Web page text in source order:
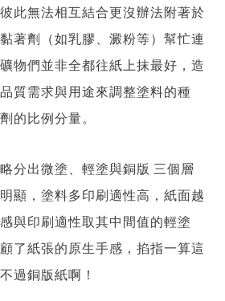
此無法相互結合更沒辦法附著於
著劑（如乳膠、澱粉等）幫忙連
物們並非全都往紙上抹最好，造
質需求與用途來調整塗料的種
劑的比例分量。
分出微塗、輕塗與銅版 三個層
顯，塗料多印刷適性高，紙面越
與印刷適性取其中間值的輕塗
了紙張的原生手感，掐指一算這
過銅版紙啊！